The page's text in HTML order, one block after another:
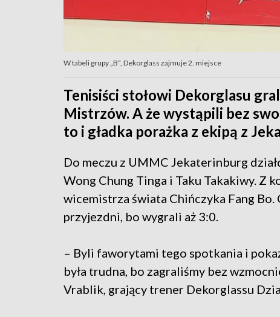
W tabeli grupy „B”, Dekorglass zajmuje 2. miejsce
Tenisiści stołowi Dekorglasu
Mistrzów. A że wystąpili bez
to i gładka porażka z ekipą z
Do meczu z UMMC Jekaterinburg
Wong Chung Tinga i Taku Takakiwy. Z
wicemistrza świata Chińczyka Fang
przyjezdni, bo wygrali aż 3:0.
– Byli faworytami tego spotkania i
była trudna, bo zagraliśmy bez
Vrablik, grający trener Dekorglassu